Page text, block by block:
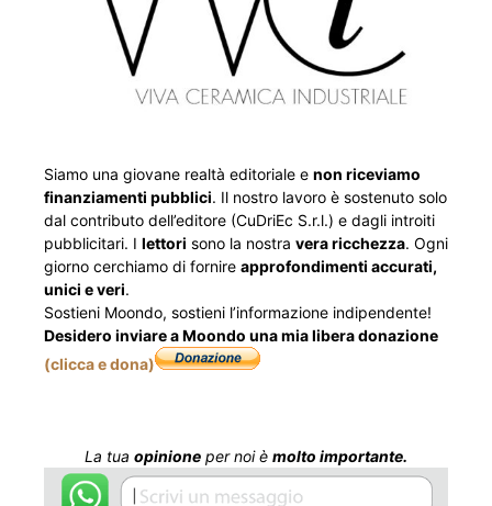
Siamo una giovane realtà editoriale e non riceviamo
finanziamenti pubblici. Il nostro lavoro è sostenuto solo
dal contributo dell’editore (CuDriEc S.r.l.) e dagli introiti
pubblicitari. I lettori sono la nostra vera ricchezza. Ogni
giorno cerchiamo di fornire approfondimenti accurati,
unici e veri.
Sostieni Moondo, sostieni l’informazione indipendente!
Desidero inviare a Moondo una mia libera donazione
(clicca e dona)
La tua opinione per noi è molto importante.